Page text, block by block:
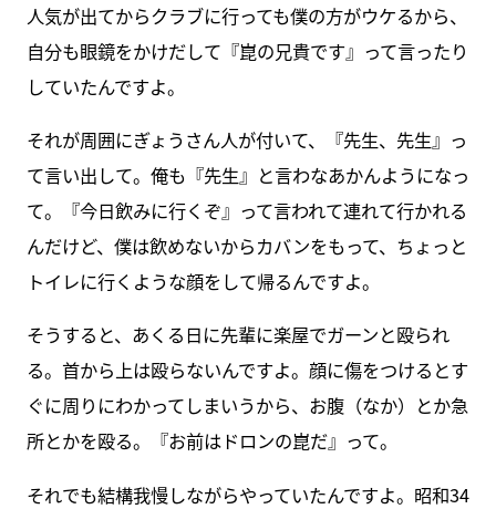
人気が出てからクラブに行っても僕の方がウケるから、
自分も眼鏡をかけだして『崑の兄貴です』って言ったり
していたんですよ。
それが周囲にぎょうさん人が付いて、『先生、先生』っ
て言い出して。俺も『先生』と言わなあかんようになっ
て。『今日飲みに行くぞ』って言われて連れて行かれる
んだけど、僕は飲めないからカバンをもって、ちょっと
トイレに行くような顔をして帰るんですよ。
そうすると、あくる日に先輩に楽屋でガーンと殴られ
る。首から上は殴らないんですよ。顔に傷をつけるとす
ぐに周りにわかってしまいうから、お腹（なか）とか急
所とかを殴る。『お前はドロンの崑だ』って。
それでも結構我慢しながらやっていたんですよ。昭和34